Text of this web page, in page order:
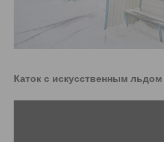
Каток с искусственным льдом